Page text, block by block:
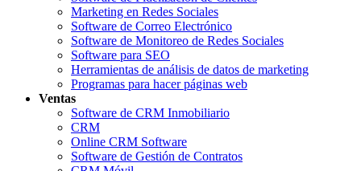
Marketing en Redes Sociales
Software de Correo Electrónico
Software de Monitoreo de Redes Sociales
Software para SEO
Herramientas de análisis de datos de marketing
Programas para hacer páginas web
Ventas
Software de CRM Inmobiliario
CRM
Online CRM Software
Software de Gestión de Contratos